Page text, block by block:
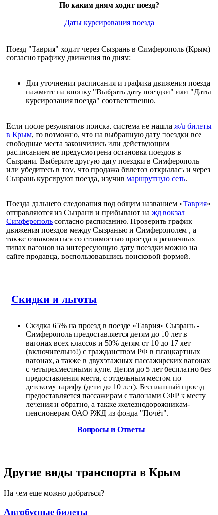
По каким дням ходит поезд?
Даты курсирования поезда
Поезд "Таврия" ходит через Сызрань в Симферополь (Крым)
согласно графику движения по дням:
Для уточнения расписания и графика движения поезда
нажмите на кнопку "Выбрать дату поездки" или "Даты
курсирования поезда" соответственно.
Если после результатов поиска, система не нашла ж/д билеты
в Крым, то возможно, что на выбранную дату поездки все
свободные места закончились или действующим
расписанием не предусмотрена остановка поездов в
Сызрани. Выберите другую дату поездки в Симферополь
или убедитесь в том, что продажа билетов открылась и через
Сызрань курсируют поезда, изучив маршрутную сеть.
Поезда дальнего следования под общим названием «Таврия»
отправляются из Сызрани и прибывают на жд вокзал
Симферополь согласно расписанию. Проверить график
движения поездов между Сызранью и Симферополем , а
также ознакомиться со стоимостью проезда в различных
типах вагонов на интересующую дату поездки можно на
сайте продавца, воспользовавшись поисковой формой.
Скидки и льготы
Скидка 65% на проезд в поезде «Таврия» Сызрань -
Симферополь предоставляется детям до 10 лет в
вагонах всех классов и 50% детям от 10 до 17 лет
(включительно!) с гражданством РФ в плацкартных
вагонах, а также в двухэтажных пассажирских вагонах
с четырехместными купе. Детям до 5 лет бесплатно без
предоставления места, с отдельным местом по
детскому тарифу (дети до 10 лет). Бесплатный проезд
предоставляется пассажирам с талонами СФР к месту
лечения и обратно, а также железнодорожникам-
пенсионерам ОАО РЖД из фонда "Почёт".
Вопросы и Ответы
Другие виды транспорта в Крым
На чем еще можно добраться?
Автобусные билеты